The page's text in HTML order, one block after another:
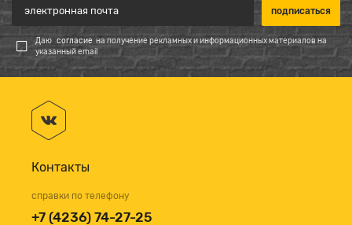
Даю согласие на получение рекламных и информационных материалов на
указанный email
Контакты
справки по телефону
+7 (4236) 74-27-25